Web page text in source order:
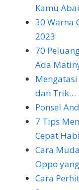
Kamu
30 Warna
2023
70
Ada
dan Trik…
Ponsel
7 Tips
Cepat
Cara
Oppo
Cara